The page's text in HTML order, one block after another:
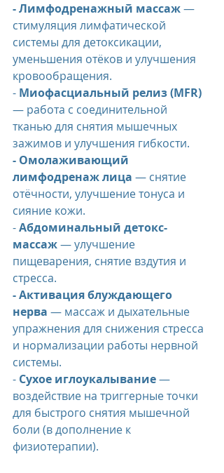
- Лимфодренажный массаж —
стимуляция лимфатической
системы для детоксикации,
уменьшения отёков и улучшения
кровообращения.
- Миофасциальный релиз (MFR)
— работа с соединительной
тканью для снятия мышечных
зажимов и улучшения гибкости.
- Омолаживающий
лимфодренаж лица — снятие
отёчности, улучшение тонуса и
сияние кожи.
- Абдоминальный детокс-
массаж — улучшение
пищеварения, снятие вздутия и
стресса.
- Активация блуждающего
нерва — массаж и дыхательные
упражнения для снижения стресса
и нормализации работы нервной
системы.
- Сухое иглоукалывание —
воздействие на триггерные точки
для быстрого снятия мышечной
боли (в дополнение к
физиотерапии).